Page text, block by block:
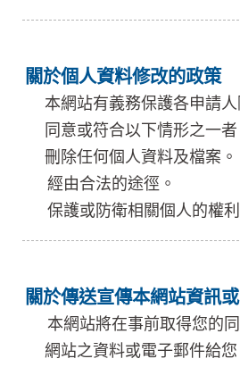
關於個人資料修改的政策
本網站有義務保護各申請
同意或符合以下情形之一
刪除任何個人資料及檔案。
經由合法的途徑。
保護或防衛相關個人的權利
關於傳送宣傳本網站資訊
本網站將在事前取得您的
網站之資料或電子郵件給